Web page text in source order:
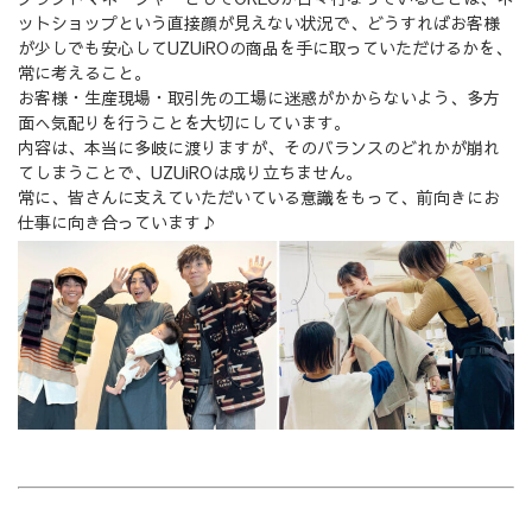
ットショップという直接顔が見えない状況で、どうすればお客様
が少しでも安心してUZUiROの商品を手に取っていただけるかを、
常に考えること。
お客様・生産現場・取引先の工場に迷惑がかからないよう、多方
面へ気配りを行うことを大切にしています。
内容は、本当に多岐に渡りますが、そのバランスのどれかが崩れ
てしまうことで、UZUiROは成り立ちません。
常に、皆さんに支えていただいている意識をもって、前向きにお
仕事に向き合っています♪